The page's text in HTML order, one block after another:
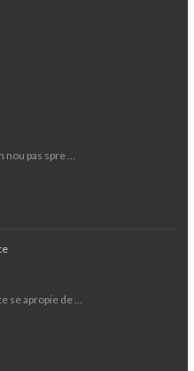
nou pas spre …
se apropie de …